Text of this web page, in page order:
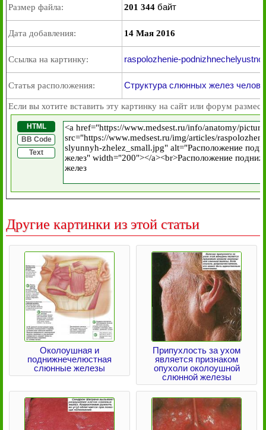
Размер файла: 201 344 байт
Дата добавления: 14 Мая 2016
Ссылка на картинку: raspolozhenie-
Статья расположения: Структура слюнных желез
Если вы хотите вставить эту картинку на сайт или форум
HTML
BB Code
Text
Другие картинки из этой статьи
Околоушная и
поднижнечелюстная
слюнные железы
Припухлость за ухом
является признаком
опухоли околоушной
слюнной железы